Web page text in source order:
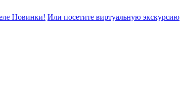
Новинки! Или посетите виртуальную экскурсию